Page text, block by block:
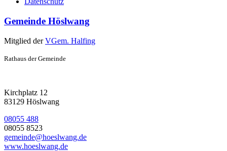
Gemeinde Höslwang
Mitglied derVGem. Halfing
Rathaus der Gemeinde
Kirchplatz 12
83129 Höslwang
08055 488
08055 8523
gemeinde@hoeslwang.de
www.hoeslwang.de